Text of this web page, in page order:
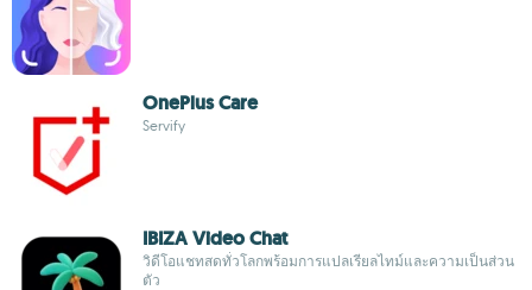
OnePlus Care
Servify
IBIZA Video Chat
วิดีโอแชทสดทั่วโลกพร้อมการแปลเรียลไทม์และความเป็นส่วน
ตัว